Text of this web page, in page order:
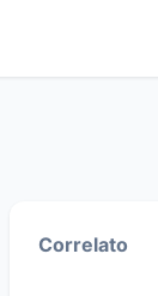
Correlato